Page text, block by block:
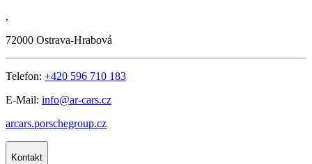
,
72000 Ostrava-Hrabová
Telefon: +420 596 710 183
E-Mail: info@ar-cars.cz
arcars.porschegroup.cz
Kontakt